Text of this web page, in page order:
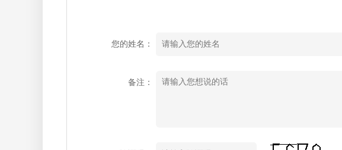
您的姓名：
备注：